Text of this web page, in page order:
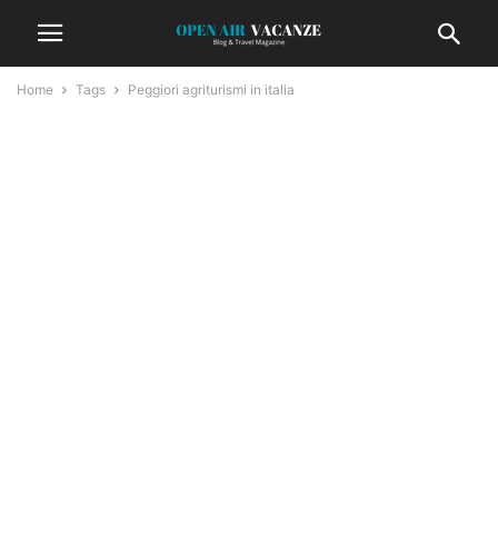
Home Tags Peggiori agriturismi in italia